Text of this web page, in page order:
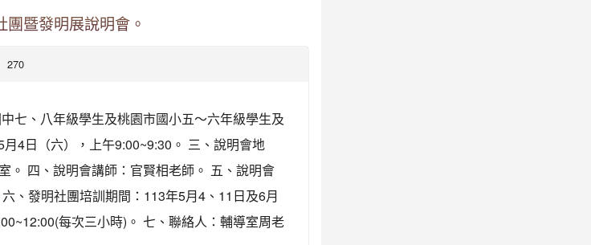
暨發明展說明會。
270
、八年級學生及桃園市國小五～六年級學生及
4日（六），上午9:00~9:30。 三、說明會地
。 四、說明會講師：官賢相老師。 五、說明會
六、發明社團培訓期間：113年5月4、11日及6月
每次三小時)。 七、聯絡人：輔導室周老